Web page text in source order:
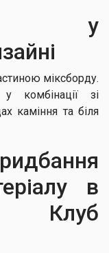
у
міксборду.
комбінації зі
каміння та біля
в
Клуб